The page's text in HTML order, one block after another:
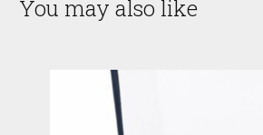
You may also like